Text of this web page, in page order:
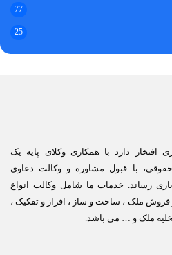
77
25
دارد با همکاری وکلای پایه یک
با قبول مشاوره و وکالت دعاوی
رساند. خدمات ما شامل وکالت انواع
فروش ملک ، ساخت و ساز ، افراز و تفکیک ،
ملک و … می باشد.